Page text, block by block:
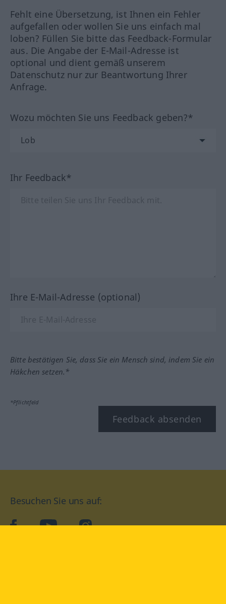
Fehlt eine Übersetzung, ist Ihnen ein Fehler
aufgefallen oder wollen Sie uns einfach mal
loben? Füllen Sie bitte das Feedback-Formular
aus. Die Angabe der E-Mail-Adresse ist
optional und dient gemäß unserem
Datenschutz nur zur Beantwortung Ihrer
Anfrage.
Wozu möchten Sie uns Feedback geben?*
Ihr Feedback*
Ihre E-Mail-Adresse (optional)
Bitte bestätigen Sie, dass Sie ein Mensch sind, indem Sie ein
Häkchen setzen.*
*Pflichtfeld
Feedback absenden
Besuchen Sie uns auf:
facebookYouTube Instagram